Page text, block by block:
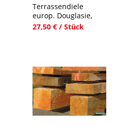
Terrassendiele
europ. Douglasie,
27,50 € / Stück